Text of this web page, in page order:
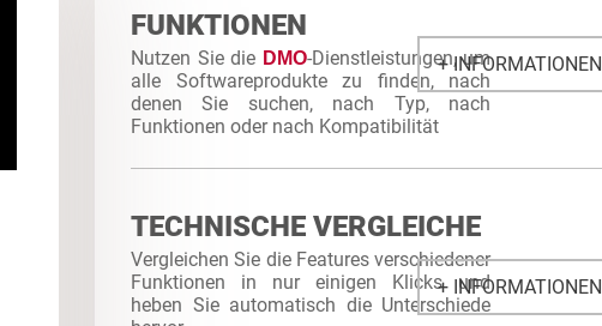
FUNKTIONEN
Nutzen Sie die DMO-Dienstleistungen, um
alle Softwareprodukte zu finden, nach
denen Sie suchen, nach Typ, nach
Funktionen oder nach Kompatibilität
+ INFORMATIONEN
TECHNISCHE VERGLEICHE
Vergleichen Sie die Features verschiedener
Funktionen in nur einigen Klicks und
heben Sie automatisch die Unterschiede
+ INFORMATIONEN